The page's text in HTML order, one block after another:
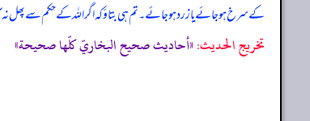
کے سرخ ہو جائے یا زرد ہو جائے۔ تم ہی بتاؤ کہ اگر اللہ کے حکم سے پھل
تخریج الحدیث:«أحاديث صحيح البخاريّ كلّها صحيحة»